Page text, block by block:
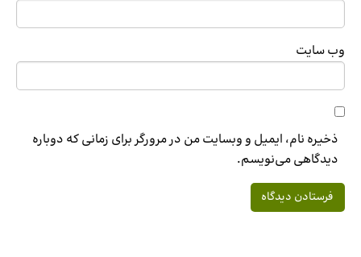
وب‌ سایت
ذخیره نام، ایمیل و وبسایت من در مرورگر برای زمانی که دوباره
دیدگاهی می‌نویسم.